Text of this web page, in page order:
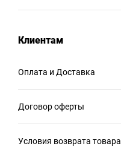
Клиентам
Оплата и Доставка
Договор оферты
Условия возврата товара